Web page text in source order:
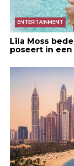
ENTERTAINMENT
Lila Moss
poseert in